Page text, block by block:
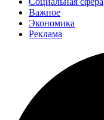
Важное
Экономика
Реклама